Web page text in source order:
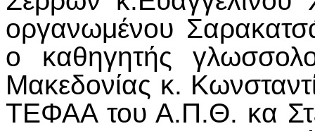
οργανωμένου
ο καθηγητής
Μακεδονίας κ.
ΤΕΦΑΑ του Α.Π.Θ. κα